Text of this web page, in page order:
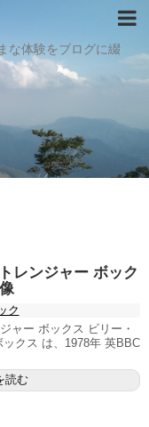
な体験をブログに綴
レンジャー ボック
ク
ャー ボックス ビリー・
クス は、1978年 英BBC
読む